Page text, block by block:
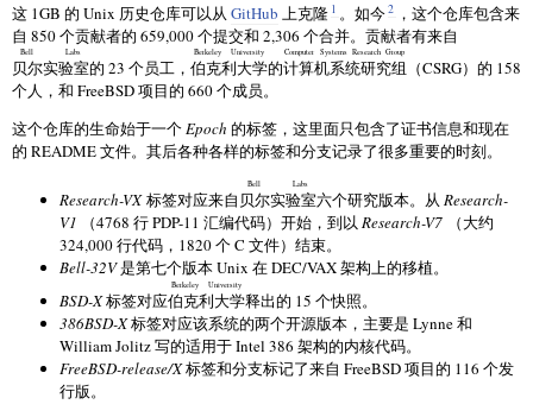
这 1GB 的 Unix 历史仓库可以从 GitHub 上克隆 1 。如今2 ，这个仓库包含来
自 850 个贡献者的 659,000 个提交和 2,306 个合并。贡献者有来自
贝尔实验室
Bell Labs
的 23 个员工， 伯克利大学
Berkeley University
的计算机系统研究组
Computer Systems Research Group
（CSRG）的 158
个人，和 FreeBSD 项目的 660 个成员。
这个仓库的生命始于一个Epoch 的标签，这里面只包含了证书信息和现在
的 README 文件。其后各种各样的标签和分支记录了很多重要的时刻。
Research-VX标签对应来自 贝尔实验室
Bell Labs
六个研究版本。从 Research-
V1 （4768 行 PDP-11 汇编代码）开始，到以 Research-V7 （大约
324,000 行代码，1820 个 C 文件）结束。
Bell-32V是第七个版本 Unix 在 DEC/VAX 架构上的移植。
BSD-X标签对应伯克利大学
Berkeley University
释出的 15 个快照。
386BSD-X标签对应该系统的两个开源版本，主要是 Lynne 和
William Jolitz 写的适用于 Intel 386 架构的内核代码。
FreeBSD-release/X标签和分支标记了来自 FreeBSD 项目的 116 个发
行版。